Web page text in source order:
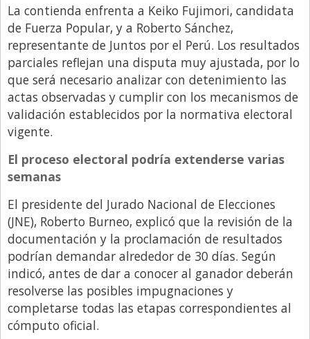
Medios
Millonarios
Minuto Lanzamiento
Negocios
Opinion
País
Política
Publicidad y Marketing
Real Estate y Propiedades
Responsabilidad Social
Salidas
Santa Fe
Show Business
Sociedad
La contienda enfrenta a Keiko Fujimori, candidata
de Fuerza Popular, y a Roberto Sánchez,
representante de Juntos por el Perú. Los resultados
parciales reflejan una disputa muy ajustada, por lo
que será necesario analizar con detenimiento las
actas observadas y cumplir con los mecanismos de
validación establecidos por la normativa electoral
vigente.
El proceso electoral podría extenderse varias
semanas
El presidente del Jurado Nacional de Elecciones
(JNE), Roberto Burneo, explicó que la revisión de la
documentación y la proclamación de resultados
podrían demandar alrededor de 30 días. Según
indicó, antes de dar a conocer al ganador deberán
resolverse las posibles impugnaciones y
completarse todas las etapas correspondientes al
cómputo oficial.